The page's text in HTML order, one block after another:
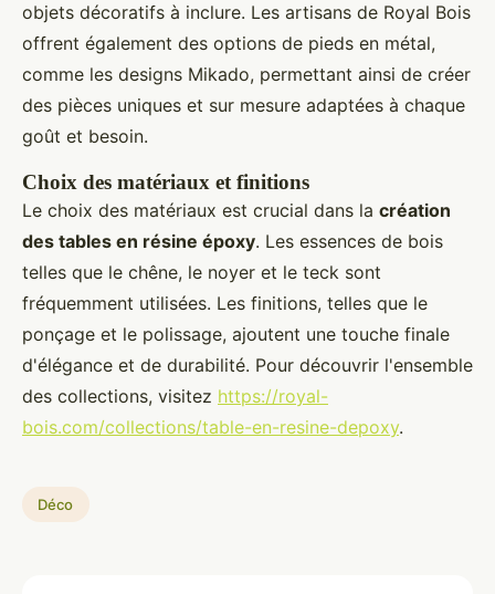
objets décoratifs à inclure. Les artisans de Royal Bois
offrent également des options de pieds en métal,
comme les designs Mikado, permettant ainsi de créer
des pièces uniques et sur mesure adaptées à chaque
goût et besoin.
Choix des matériaux et finitions
Le choix des matériaux est crucial dans la création
des tables en résine époxy. Les essences de bois
telles que le chêne, le noyer et le teck sont
fréquemment utilisées. Les finitions, telles que le
ponçage et le polissage, ajoutent une touche finale
d'élégance et de durabilité. Pour découvrir l'ensemble
des collections, visitez https://royal-
bois.com/collections/table-en-resine-depoxy.
Déco